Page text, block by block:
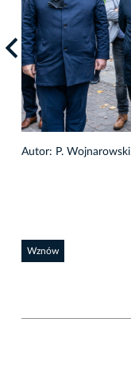
Autor: P. Wojnarowski
Wznów